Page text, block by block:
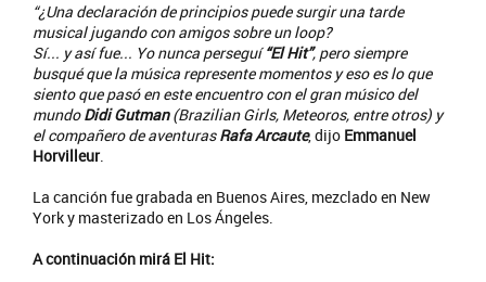
“¿Una declaración de principios puede surgir una tarde
musical jugando con amigos sobre un loop?
Sí... y así fue... Yo nunca perseguí“El Hit”, pero siempre
busqué que la música represente momentos y eso es lo que
siento que pasó en este encuentro con el gran músico del
mundoDidi Gutman(Brazilian Girls, Meteoros, entre otros) y
el compañero de aventurasRafa Arcaute, dijo Emmanuel
Horvilleur.
La canción fue grabada en Buenos Aires, mezclado en New
York y masterizado en Los Ángeles.
A continuación mirá El Hit: